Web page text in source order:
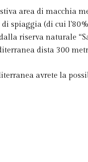
area di macchia
spiaggia (di cui
riserva naturale
dista 300
avrete la